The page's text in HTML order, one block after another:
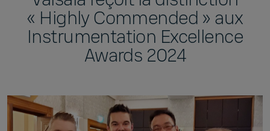
« Highly Commended » aux
Instrumentation Excellence
Awards 2024